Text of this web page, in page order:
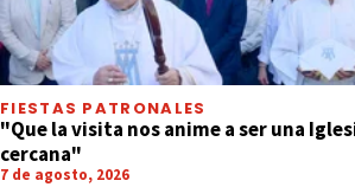
FIESTAS PATRONALES
"Que la visita nos anime a ser una
cercana"
7 de agosto, 2026